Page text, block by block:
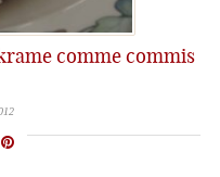
comme commis